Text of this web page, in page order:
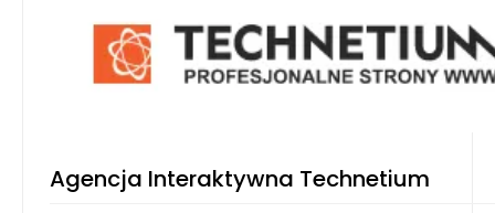
Agencja Interaktywna Technetium